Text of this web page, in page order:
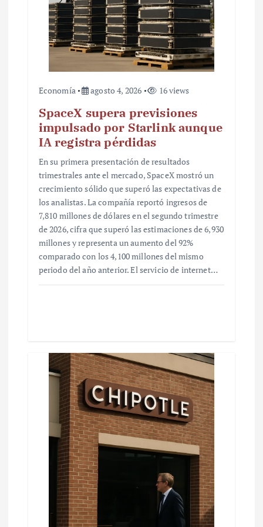
Economía agosto 4, 2026 16 views
SpaceX supera previsiones
impulsado por Starlink aunque
IA registra pérdidas
En su primera presentación de resultados
trimestrales ante el mercado, SpaceX mostró un
crecimiento sólido que superó las expectativas de
los analistas. La compañía reportó ingresos de
7,810 millones de dólares en el segundo trimestre
de 2026, cifra que superó las estimaciones de 6,930
millones y representa un aumento del 92%
comparado con los 4,100 millones del mismo
periodo del año anterior. El servicio de internet…